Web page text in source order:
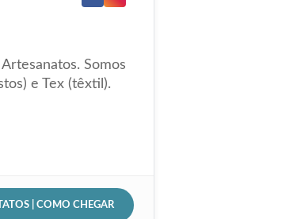
Somos
e Tex (têxtil).
| COMO CHEGAR